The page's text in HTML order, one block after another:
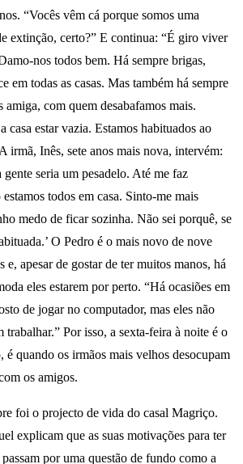
“Vocês vêm cá porque somos uma
extinção, certo?” E continua: “É giro viver
nos todos bem. Há sempre brigas,
em todas as casas. Mas também há sempre
amiga, com quem desabafamos mais.
casa estar vazia. Estamos habituados ao
irmã, Inês, sete anos mais nova, intervém:
seria um pesadelo. Até me faz
todos em casa. Sinto-me mais
medo de ficar sozinha. Não sei porquê, se
O Pedro é o mais novo de nove
e, apesar de gostar de ter muitos manos, há
eles estarem por perto. “Há ocasiões em
de jogar no computador, mas eles não
trabalhar.” Por isso, a sexta-feira à noite é o
é quando os irmãos mais velhos desocupam
os amigos.
foi o projecto de vida do casal Magriço.
explicam que as suas motivações para ter
por uma questão de fundo como a